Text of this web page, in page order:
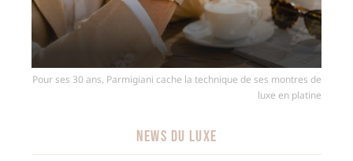
Pour ses 30 ans, Parmigiani cache la technique de ses montres de
luxe en platine
NEWS DU LUXE